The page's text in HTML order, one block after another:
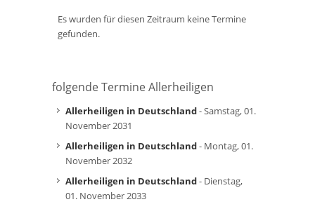
Es wurden für diesen Zeitraum keine Termine
gefunden.
folgende Termine Allerheiligen
Allerheiligen in Deutschland- Samstag, 01.
November 2031
Allerheiligen in Deutschland- Montag, 01.
November 2032
Allerheiligen in Deutschland- Dienstag,
01. November 2033